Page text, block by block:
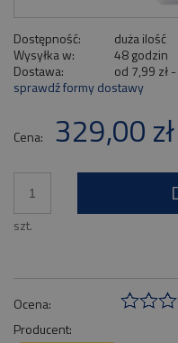
Dostępność:
duża ilość
Wysyłka w:
48 godzin
Dostawa:
od 7,99 zł
Cena nie zawiera
sprawdź formy dostawy
Cena: 329,00 zł
szt.
Ocena:
Producent: